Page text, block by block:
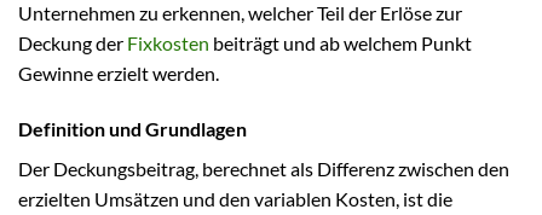
Unternehmen zu erkennen, welcher Teil der Erlöse zur
Deckung der Fixkosten beiträgt und ab welchem Punkt
Gewinne erzielt werden.
Definition und Grundlagen
Der Deckungsbeitrag, berechnet als Differenz zwischen den
erzielten Umsätzen und den variablen Kosten, ist die